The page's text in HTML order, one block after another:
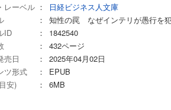
レーベル ：
日経ビジネス人文庫
：
知性の罠 なぜインテリが愚行を
ID
：
1842540
：
432ページ
売日
：
2025年04月02日
ツ形式
：
EPUB
安)
： 6MB